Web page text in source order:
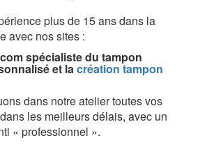
plus de 15 ans dans la
avec nos sites :
spécialiste du tampon
et lacréation tampon
dans notre atelier toutes vos
les meilleurs délais, avec un
« professionnel ».